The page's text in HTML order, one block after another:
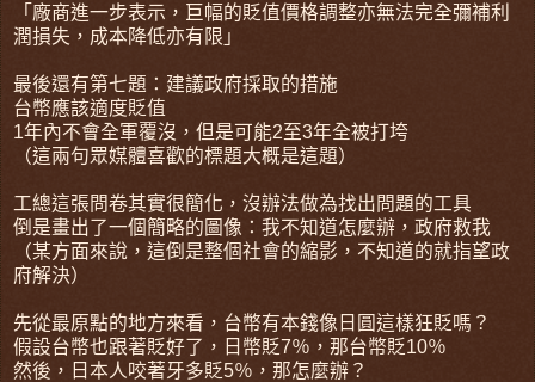
「廠商進一步表示，巨幅的貶值價格調整亦無法完全彌補利
潤損失，成本降低亦有限」
最後還有第七題：建議政府採取的措施
台幣應該適度貶值
1年內不會全軍覆沒，但是可能2至3年全被打垮
（這兩句眾媒體喜歡的標題大概是這題）
工總這張問卷其實很簡化，沒辦法做為找出問題的工具
倒是畫出了一個簡略的圖像：我不知道怎麼辦，政府救我
（某方面來說，這倒是整個社會的縮影，不知道的就指望政
府解決）
先從最原點的地方來看，台幣有本錢像日圓這樣狂貶嗎？
假設台幣也跟著貶好了，日幣貶7％，那台幣貶10％
然後，日本人咬著牙多貶5％，那怎麼辦？